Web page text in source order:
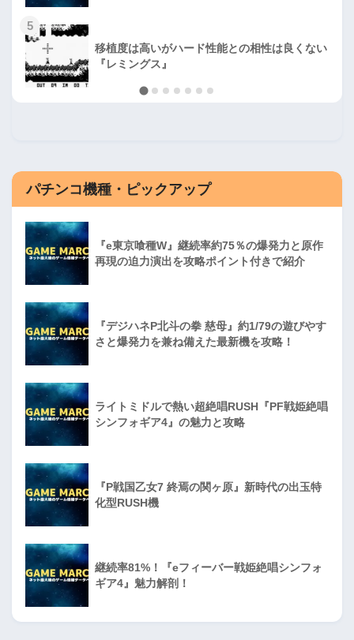
5
移植度は高いがハード性能との相性は良くない
『レミングス』
パチンコ機種・ピックアップ
『e東京喰種W』継続率約75％の爆発力と原作
再現の迫力演出を攻略ポイント付きで紹介
『デジハネP北斗の拳 慈母』約1/79の遊びやす
さと爆発力を兼ね備えた最新機を攻略！
ライトミドルで熱い超絶唱RUSH『PF戦姫絶唱
シンフォギア4』の魅力と攻略
『P戦国乙女7 終焉の関ヶ原』新時代の出玉特
化型RUSH機
継続率81%！『eフィーバー戦姫絶唱シンフォ
ギア4』魅力解剖！